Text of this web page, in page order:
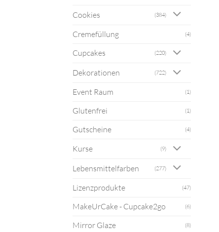
Cookies (384)
Cremefüllung (4)
Cupcakes (220)
Dekorationen (722)
Event Raum (1)
Glutenfrei (1)
Gutscheine (4)
Kurse (9)
Lebensmittelfarben (277)
Lizenzprodukte (47)
MakeUrCake - Cupcake2go (6)
Mirror Glaze (8)